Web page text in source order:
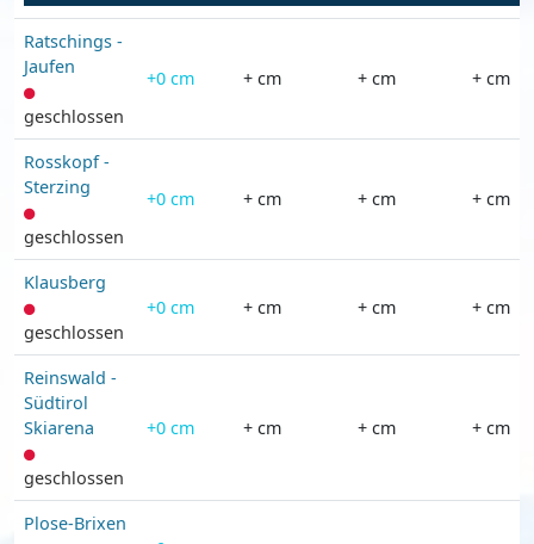
Ratschings -
Jaufen
geschlossen
+0 cm + cm + cm + cm
Rosskopf -
Sterzing
geschlossen
+0 cm + cm + cm + cm
Klausberg
geschlossen
+0 cm + cm + cm + cm
Reinswald -
Südtirol
Skiarena
geschlossen
+0 cm + cm + cm + cm
Plose-Brixen